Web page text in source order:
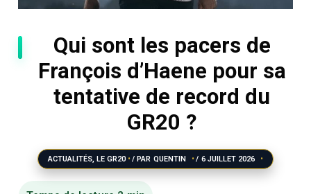
Qui sont les pacers de
François d’Haene pour sa
tentative de record du
GR20 ?
ACTUALITÉS, LE GR20 / PAR QUENTIN / 6 JUILLET 2026